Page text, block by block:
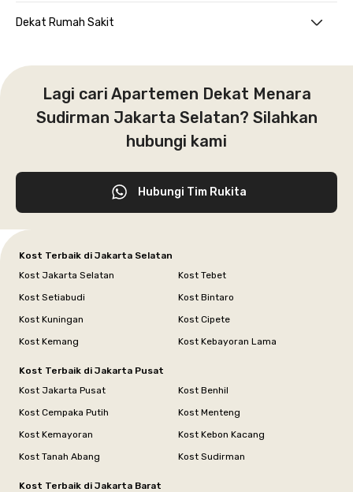
Dekat Rumah Sakit
Lagi cari Apartemen Dekat Menara
Sudirman Jakarta Selatan? Silahkan
hubungi kami
Hubungi Tim Rukita
Kost Terbaik di Jakarta Selatan
Kost Jakarta Selatan
Kost Tebet
Kost Setiabudi
Kost Bintaro
Kost Kuningan
Kost Cipete
Kost Kemang
Kost Kebayoran Lama
Kost Terbaik di Jakarta Pusat
Kost Jakarta Pusat
Kost Benhil
Kost Cempaka Putih
Kost Menteng
Kost Kemayoran
Kost Kebon Kacang
Kost Tanah Abang
Kost Sudirman
Kost Terbaik di Jakarta Barat